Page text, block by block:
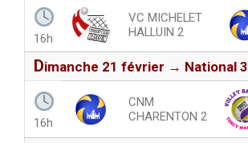
16h
VC MICHELET
HALLUIN 2
dimanche 21 février → National 3
16h
CNM
CHARENTON 2